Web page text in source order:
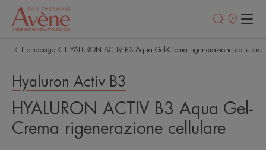
Punti
Homepage HYALURON ACTIV B3 Aqua Gel-Crema rigenerazione cellulare
Hyaluron Activ B3
HYALURON ACTIV B3 Aqua Gel-
Crema rigenerazione cellulare